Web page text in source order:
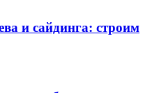
и сайдинга: строим